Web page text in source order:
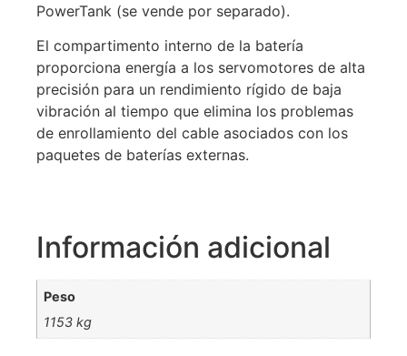
PowerTank (se vende por separado).
El compartimento interno de la batería
proporciona energía a los servomotores de alta
precisión para un rendimiento rígido de baja
vibración al tiempo que elimina los problemas
de enrollamiento del cable asociados con los
paquetes de baterías externas.
Información adicional
Peso
1153 kg